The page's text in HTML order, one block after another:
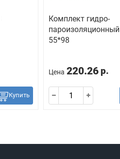
Купить
Комплект гидро-
пароизоляционный
55*98
Цена 220.26 р.